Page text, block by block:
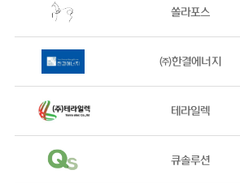
쏠라포스
㈜한결에너지
테라일렉
큐솔루션